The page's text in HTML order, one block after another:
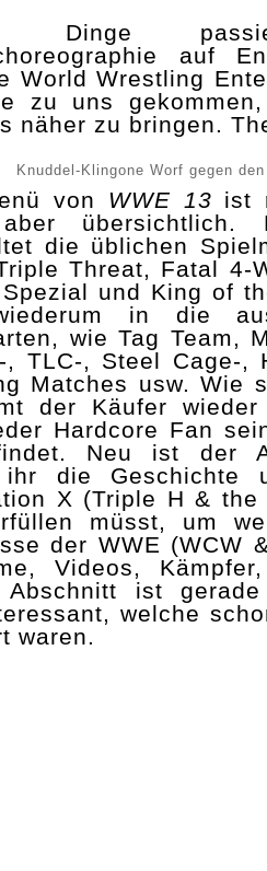
Dinge
auf
World Wrestling
zu uns
näher zu bringen.
Knuddel-Klingone Worf gegen
von WWE 13 ist
übersichtlich.
die üblichen
Threat, Fatal 4-
und King of
in die
wie Tag Team,
, TLC-, Steel Cage-
Matches usw. Wie
der Käufer
Hardcore Fan
Neu ist der
ihr die Geschichte
X (Triple H &
müsst, um
der WWE (WCW
Videos,
Abschnitt ist
welche
waren.